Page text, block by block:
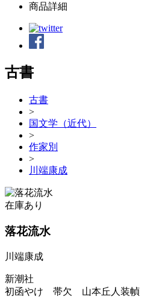
商品詳細
古書
古書
>
国文学（近代）
>
作家別
>
川端康成
在庫あり
落花流水
川端康成
新潮社
初函やけ 帯欠 山本丘人装幀